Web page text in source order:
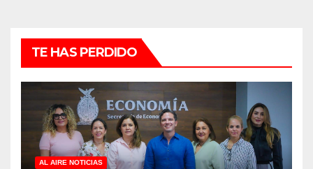
TE HAS PERDIDO
AL AIRE NOTICIAS